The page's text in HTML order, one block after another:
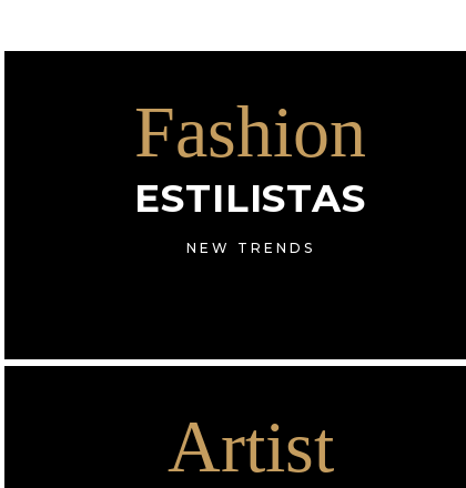
Fashion
ESTILISTAS
NEW TRENDS
Artist